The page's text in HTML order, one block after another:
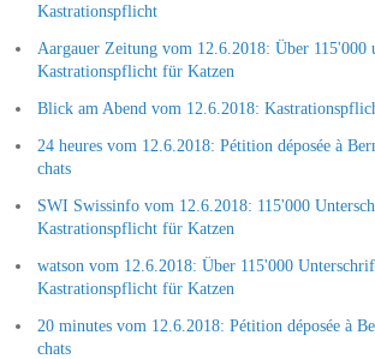
Kastrationspflicht
Aargauer Zeitung vom 12.6.2018: Über 115'000
Kastrationspflicht für Katzen
Blick am Abend vom 12.6.2018:
24 heures vom 12.6.2018: Pétition déposée à
chats
SWI Swissinfo vom 12.6.2018: 115'000
Kastrationspflicht für Katzen
watson vom 12.6.2018: Über 115'000
Kastrationspflicht für Katzen
20 minutes vom 12.6.2018: Pétition déposée à
chats